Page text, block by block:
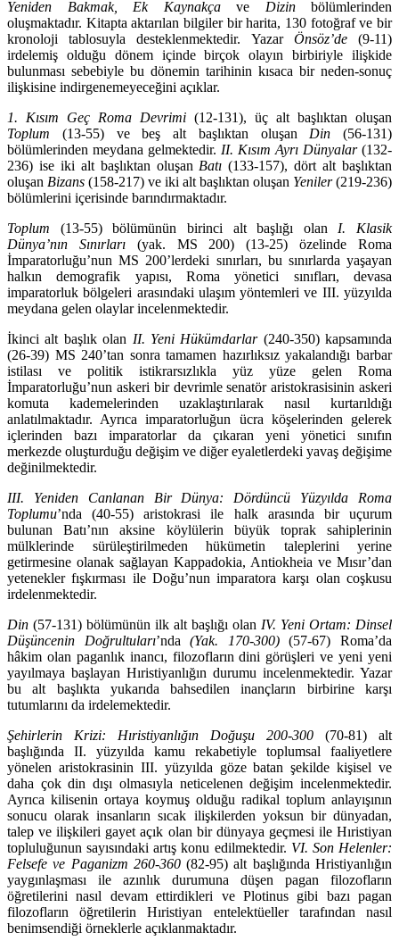
Yeniden Bakmak, Ek Kaynakçave Dizinbölümlerinden
oluşmaktadır. Kitapta aktarılan bilgiler bir harita, 130 fotoğraf ve bir
kronoloji tablosuyla desteklenmektedir. Yazar Önsöz’de(9-11)
irdelemiş olduğu dö­nem içinde birçok olayın birbiriyle ilişkide
bulunması sebebiyle bu dönemin tarihinin kısaca bir neden-sonuç
ilişkisine indirgenemeyeceğini açıklar.
1. Kısım Geç Roma Devrimi (12-131), üç alt başlıktan oluşan
Toplum (13-55) ve beş alt başlıktan oluşan Din (56-131)
bölümlerinden meydana gelmek­tedir. II. Kısım Ayrı Dünyalar(132-
236) ise iki alt başlıktan oluşan Batı (133-157), dört alt başlıktan
oluşan Bizans (158-217) ve iki alt başlıktan oluşan Ye­niler(219-236)
bölümlerini içerisinde barındırmaktadır.
Toplum (13-55) bölümünün birinci alt başlığı olan I.
Klasik
Dünya’nın Sınır­ları (yak. MS 200) (13-25) özelinde Roma
İmparatorluğu’nun MS 200’lerdeki sınırları, bu sınırlarda yaşayan
halkın demografik yapısı, Roma yönetici sınıf­ları, devasa
imparatorluk bölgeleri arasındaki ulaşım yöntemleri ve III. yüzyıl­da
meydana gelen olaylar incelenmektedir.
İkinci alt başlık olan II. Yeni Hükümdarlar (240-350) kapsamında
(26-39) MS 240’tan sonra tamamen hazırlıksız yakalandığı barbar
istilası ve politik istikrarsızlıkla yüz yüze gelen Roma
İmparatorluğu’nun askeri bir devrimle se­natör aristokrasisinin askeri
komuta kademelerinden uzaklaştırılarak nasıl kurtarıldığı
anlatılmaktadır. Ayrıca imparatorluğun ücra köşelerinden gelerek
içlerinden bazı imparatorlar da çıkaran yeni yönetici sınıfın
merkezde oluş­turduğu değişim ve diğer eyaletlerdeki yavaş değişime
değinilmektedir.
III. Yeniden Canlanan Bir Dünya: Dördüncü Yüzyılda Roma
Toplumu’nda (40-55) aristokrasi ile halk arasında bir uçurum
bulunan Batı’nın aksine köylü­lerin bü­yük toprak sahiplerinin
mülklerinde sürüleştirilmeden hükümetin taleplerini yerine
getirmesine olanak sağlayan Kappadokia, Antiokheia ve Mı­sır’dan
yete­nekler fışkırması ile Doğu’nun imparatora karşı olan coşkusu
irde­lenmektedir.
Din (57-131) bölümünün ilk alt başlığı olan IV. Yeni Ortam: Dinsel
Düşün­cenin Doğrultuları’nda (Yak. 170-300)(57-67) Roma’da
hâkim olan paganlık inancı, filozofların dini görüşleri ve yeni yeni
yayılmaya başlayan Hıristiyanlı­ğın durumu incelenmektedir. Yazar
bu alt başlıkta yukarıda bahsedilen inanç­ların birbirine karşı
tutumlarını da irdelemektedir.
Şehirlerin Krizi: Hıristiyanlığın Doğuşu 200-300 (70-81) alt
başlığında II. yüzyılda kamu rekabetiyle toplumsal faaliyetlere
yönelen aristokrasinin III. yüzyılda göze batan şekilde kişisel ve
daha çok din dışı olmasıyla neticelenen değişim incelenmektedir.
Ayrıca kilisenin ortaya koymuş olduğu radikal top­lum anlayışının
sonucu olarak insanların sıcak ilişkilerden yoksun bir dünya­dan,
talep ve ilişkileri gayet açık olan bir dünyaya geçmesi ile Hıristiyan
toplu­luğunun sayısındaki artış konu edilmektedir. VI. Son Helenler:
Felsefe ve Pa­ganizm 260-360(82-95) alt başlığında Hristiyanlığın
yaygınlaşması ile azınlık durumuna düşen pagan filozofların
öğretilerini nasıl devam ettirdikleri ve Plotinus gibi bazı pagan
filozofların öğretilerin Hıristiyan entelektüeller tara­fından nasıl
benimsendiği örneklerle açıklanmaktadır.